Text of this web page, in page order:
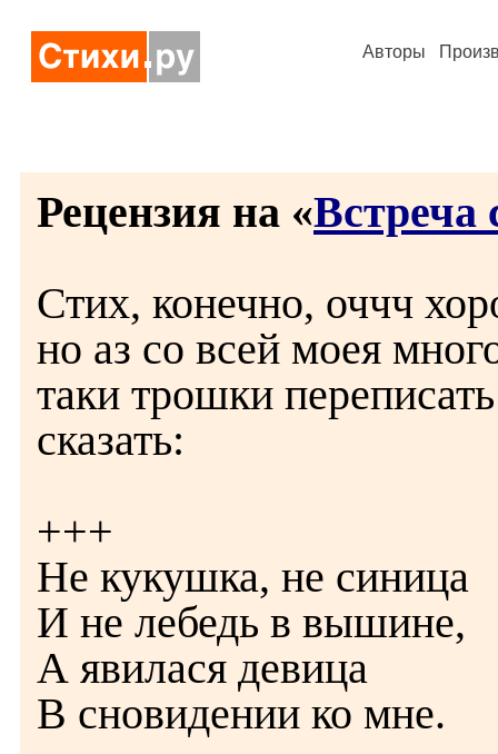
Авторы
Рецензия на «
Стих, конечно, оччч
но аз со всей моея
таки трошки
сказать:
+++
Не кукушка, не синица
И не лебедь в вышине,
А явилася девица
В сновидении ко мне.